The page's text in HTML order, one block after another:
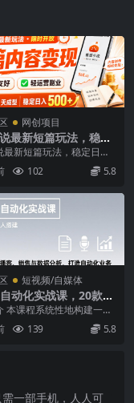
网创项目
最新短篇玩法，稳定
！副业必看，小白可
开放【揭秘】
新短篇玩法，稳定日入5
必看，小白可玩，限时
秘】 项...
102 5.8
短视频/自媒体
动化实战课，20款AI
建，覆盖文案、播
售与数据分析，打造自
本课程系统性地构建一个
AI机器人组成的“梦幻团
覆盖...139 5.8
一部手机，人人可